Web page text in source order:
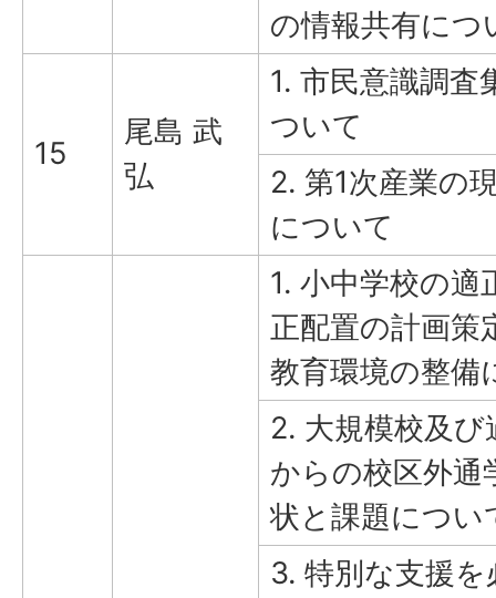
の情報共有につ
15
尾島 武
弘
1. 市民意識調査
ついて
2. 第1次産業の
について
1. 小中学校の適
正配置の計画策
教育環境の整備
2. 大規模校及び
からの校区外通
状と課題につい
3. 特別な支援